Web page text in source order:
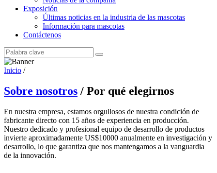
Exposición
Últimas noticias en la industria de las mascotas
Información para mascotas
Contáctenos
Inicio /
Sobre nosotros / Por qué elegirnos
En nuestra empresa, estamos orgullosos de nuestra condición de
fabricante directo con 15 años de experiencia en producción.
Nuestro dedicado y profesional equipo de desarrollo de productos
invierte aproximadamente US$10000 anualmente en investigación y
desarrollo, lo que garantiza que nos mantengamos a la vanguardia
de la innovación.